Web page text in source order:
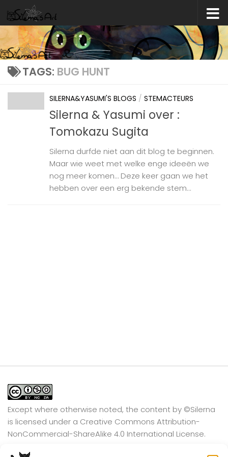
Skip to content
TAGS: BUG HUNT
SILERNA&YASUMI'S BLOGS / STEMACTEURS
Silerna & Yasumi over :
Tomokazu Sugita
Silerna durfde niet aan dit blog te beginnen.
Maar wie weet met welke enge ideeën we
nog meer komen… Deze keer gaan we het
hebben over een erg bekende stem...
Except where otherwise noted, the content by ©Silerna
is licensed under a Creative Commons Attribution-
NonCommercial-ShareAlike 4.0 International License.